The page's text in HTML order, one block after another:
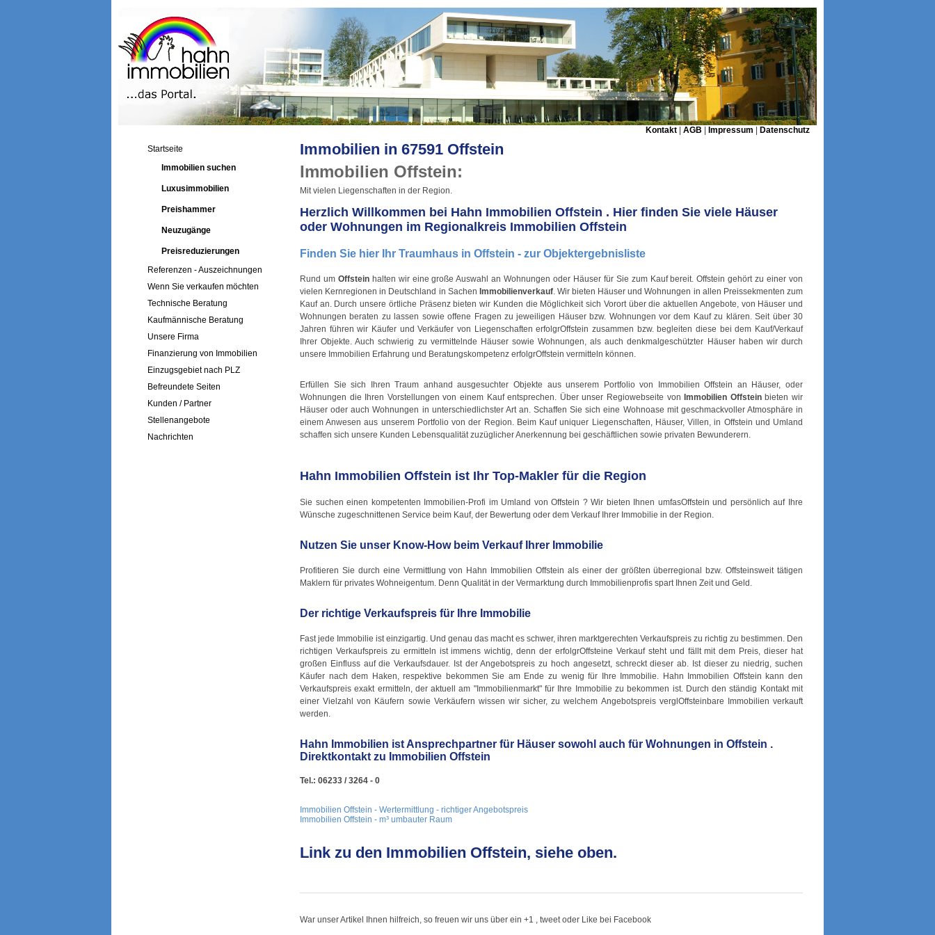
Kontakt AGB Impressum
Datenschutz
Startseite
Immobilien suchen
Luxusimmobilien
Preishammer
Neuzugänge
Preisreduzierungen
Referenzen - Auszeichnungen
Wenn Sie verkaufen möchten
Technische Beratung
Kaufmännische Beratung
Unsere Firma
Finanzierung von Immobilien
Einzugsgebiet nach PLZ
Befreundete Seiten
Kunden / Partner
Stellenangebote
Nachrichten
Immobilien in 67591 Offstein
Immobilien Offstein:
Mit vielen Liegenschaften in der Region.
Herzlich Willkommen bei Hahn Immobilien Offstein . Hier finden Sie viele Häuser
oder Wohnungen im Regionalkreis Immobilien Offstein
Finden Sie hier Ihr Traumhaus in Offstein - zur Objektergebnisliste
Rund um Offstein halten wir eine große Auswahl an Wohnungen oder Häuser für Sie zum Kauf bereit. Offstein gehört zu einer von
vielen Kernregionen in Deutschland in Sachen Immobilienverkauf. Wir bieten Häuser und Wohnungen in allen Preissekmenten zum
Kauf an. Durch unsere örtliche Präsenz bieten wir Kunden die Möglichkeit sich Vorort über die aktuellen Angebote, von Häuser und
Wohnungen beraten zu lassen sowie offene Fragen zu jeweiligen Häuser bzw. Wohnungen vor dem Kauf zu klären. Seit über 30
Jahren führen wir Käufer und Verkäufer von Liegenschaften erfolgrOffstein zusammen bzw. begleiten diese bei dem Kauf/Verkauf
Ihrer Objekte. Auch schwierig zu vermittelnde Häuser sowie Wohnungen, als auch denkmalgeschützter Häuser haben wir durch
unsere Immobilien Erfahrung und Beratungskompetenz erfolgrOffstein vermitteln können.
Erfüllen Sie sich Ihren Traum anhand ausgesuchter Objekte aus unserem Portfolio von Immobilien Offstein an Häuser, oder
Wohnungen die Ihren Vorstellungen von einem Kauf entsprechen. Über unser Regiowebseite vonImmobilien Offsteinbieten wir
Häuser oder auch Wohnungen in unterschiedlichster Art an. Schaffen Sie sich eine Wohnoase mit geschmackvoller Atmosphäre in
einem Anwesen aus unserem Portfolio von der Region. Beim Kauf uniquer Liegenschaften, Häuser, Villen, in Offstein und Umland
schaffen sich unsere Kunden Lebensqualität zuzüglicher Anerkennung bei geschäftlichen sowie privaten Bewunderern.
Hahn Immobilien Offstein ist Ihr Top-Makler für die Region
Sie suchen einen kompetenten Immobilien-Profi im Umland von Offstein ? Wir bieten Ihnen umfasOffstein und persönlich auf Ihre
Wünsche zugeschnittenen Service beim Kauf, der Bewertung oder dem Verkauf Ihrer Immobilie in der Region.
Nutzen Sie unser Know-How beim Verkauf Ihrer Immobilie
Profitieren Sie durch eine Vermittlung von Hahn Immobilien Offstein als einer der größten überregional bzw. Offsteinsweit tätigen
Maklern für privates Wohneigentum. Denn Qualität in der Vermarktung durch Immobilienprofis spart Ihnen Zeit und Geld.
Der richtige Verkaufspreis für Ihre Immobilie
Fast jede Immobilie ist einzigartig. Und genau das macht es schwer, ihren marktgerechten Verkaufspreis zu richtig zu bestimmen. Den
richtigen Verkaufspreis zu ermitteln ist immens wichtig, denn der erfolgrOffsteine Verkauf steht und fällt mit dem Preis, dieser hat
großen Einfluss auf die Verkaufsdauer. Ist der Angebotspreis zu hoch angesetzt, schreckt dieser ab. Ist dieser zu niedrig, suchen
Käufer nach dem Haken, respektive bekommen Sie am Ende zu wenig für Ihre Immobilie. Hahn Immobilien Offstein kann den
Verkaufspreis exakt ermitteln, der aktuell am "Immobilienmarkt" für Ihre Immobilie zu bekommen ist. Durch den ständig Kontakt mit
einer Vielzahl von Käufern sowie Verkäufern wissen wir sicher, zu welchem Angebotspreis verglOffsteinbare Immobilien verkauft
werden.
Hahn Immobilien ist Ansprechpartner für Häuser sowohl auch für Wohnungen in Offstein .
Direktkontakt zu Immobilien Offstein
Tel.: 06233 / 3264 - 0
Immobilien Offstein - Wertermittlung - richtiger Angebotspreis
Immobilien Offstein - m³ umbauter Raum
Link zu den Immobilien Offstein, siehe oben.
War unser Artikel Ihnen hilfreich, so freuen wir uns über ein +1 , tweet oder Like bei Facebook